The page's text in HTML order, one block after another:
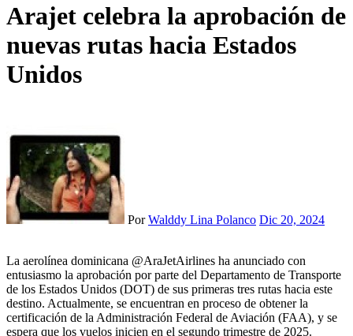
Arajet celebra la aprobación de
nuevas rutas hacia Estados
Unidos
PorWalddy Lina Polanco Dic 20, 2024
La aerolínea dominicana @AraJetAirlines ha anunciado con
entusiasmo la aprobación por parte del Departamento de Transporte
de los Estados Unidos (DOT) de sus primeras tres rutas hacia este
destino. Actualmente, se encuentran en proceso de obtener la
certificación de la Administración Federal de Aviación (FAA), y se
espera que los vuelos inicien en el segundo trimestre de 2025.